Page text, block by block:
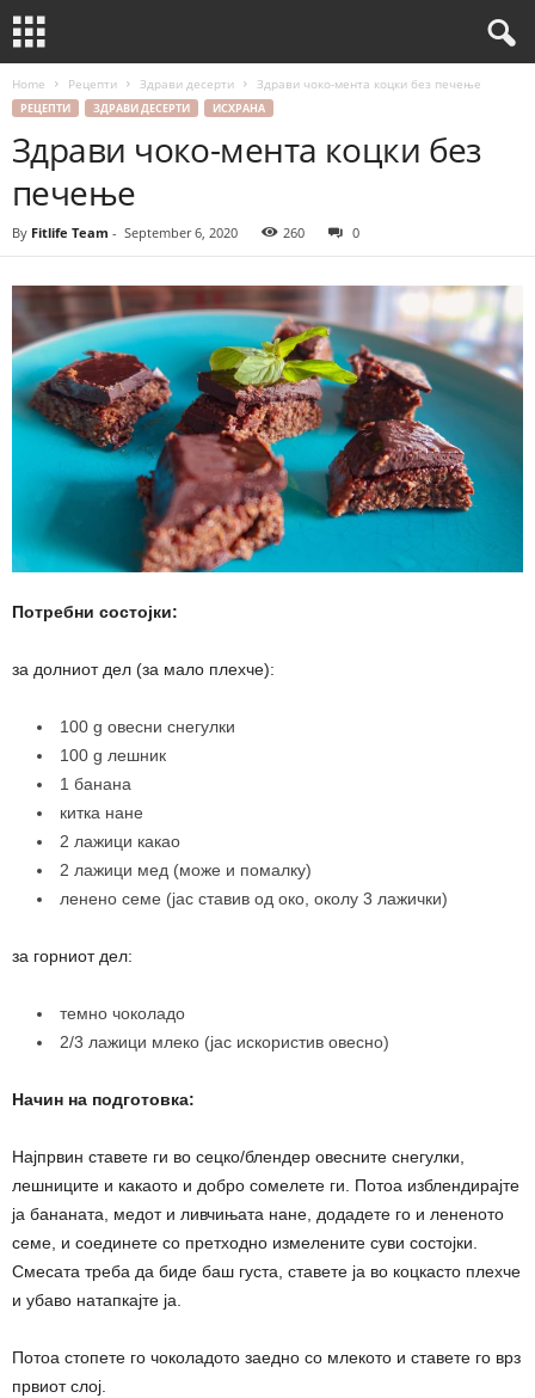
Home Рецепти Здрави десерти Здрави чоко-мента коцки без печење
РЕЦЕПТИ ЗДРАВИ ДЕСЕРТИ ИСХРАНА
Здрави чоко-мента коцки без
печење
By Fitlife Team - September 6, 2020 260 0
Потребни состојки:
за долниот дел (за мало плехче):
100 g овесни снегулки
100 g лешник
1 банана
китка нане
2 лажици какао
2 лажици мед (може и помалку)
ленено семе (јас ставив од око, околу 3 лажички)
за горниот дел:
темно чоколадо
2/3 лажици млеко (јас искористив овесно)
Начин на подготовка:
Најпрвин ставете ги во сецко/блендер овесните снегулки,
лешниците и какаото и добро сомелете ги. Потоа изблендирајте
ја бананата, медот и ливчињата нане, додадете го и лененото
семе, и соединете со претходно измелените суви состојки.
Смесата треба да биде баш густа, ставете ја во коцкасто плехче
и убаво натапкајте ја.
Потоа стопете го чоколадото заедно со млекото и ставете го врз
првиот слој.